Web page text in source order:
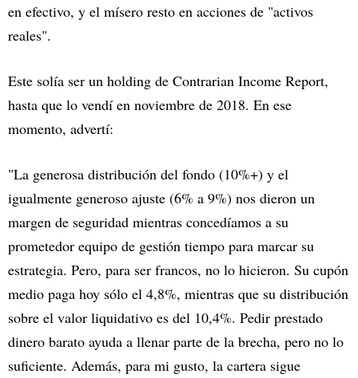
en efectivo, y el mísero resto en acciones de "activos
reales".
Este solía ser un holding de Contrarian Income Report,
hasta que lo vendí en noviembre de 2018. En ese
momento, advertí:
"La generosa distribución del fondo (10%+) y el
igualmente generoso ajuste (6% a 9%) nos dieron un
margen de seguridad mientras concedíamos a su
prometedor equipo de gestión tiempo para marcar su
estrategia. Pero, para ser francos, no lo hicieron. Su cupón
medio paga hoy sólo el 4,8%, mientras que su distribución
sobre el valor liquidativo es del 10,4%. Pedir prestado
dinero barato ayuda a llenar parte de la brecha, pero no lo
suficiente. Además, para mi gusto, la cartera sigue